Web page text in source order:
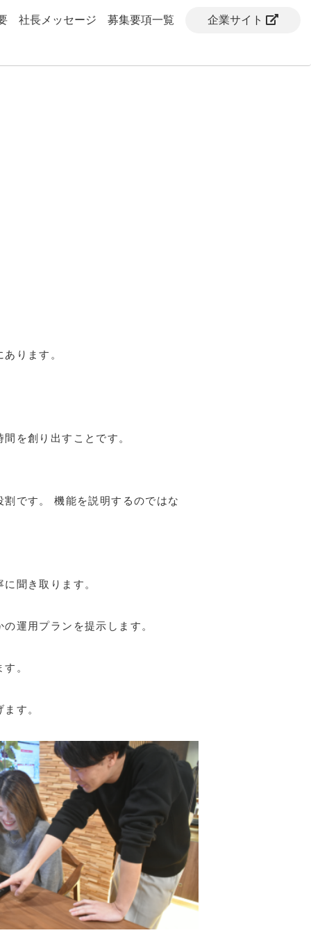
社長メッセージ 募集要項一覧 企業サイト
ります。
を創り出すことです。
です。 機能を説明するのではな
聞き取ります。
運用プランを提示します。
。
す。